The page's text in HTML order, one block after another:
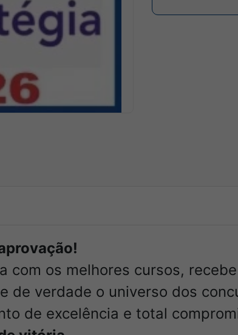
com os melhores cursos,
de verdade o universo dos
de excelência e total